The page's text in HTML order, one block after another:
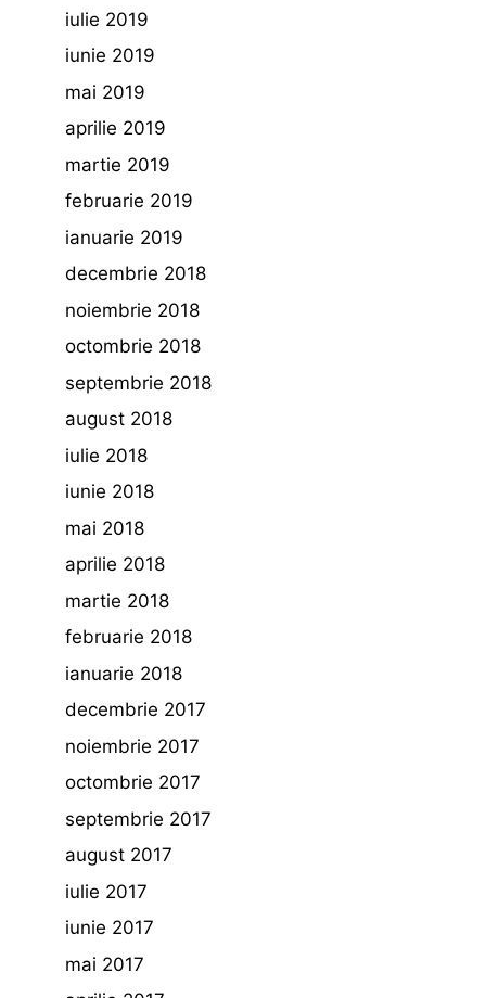
iulie 2019
iunie 2019
mai 2019
aprilie 2019
martie 2019
februarie 2019
ianuarie 2019
decembrie 2018
noiembrie 2018
octombrie 2018
septembrie 2018
august 2018
iulie 2018
iunie 2018
mai 2018
aprilie 2018
martie 2018
februarie 2018
ianuarie 2018
decembrie 2017
noiembrie 2017
octombrie 2017
septembrie 2017
august 2017
iulie 2017
iunie 2017
mai 2017